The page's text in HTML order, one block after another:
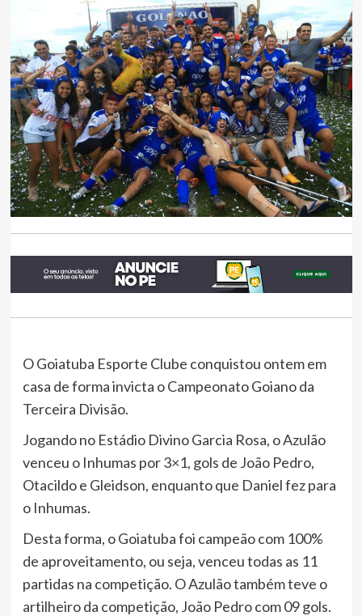
O Goiatuba Esporte Clube conquistou ontem em
casa de forma invicta o Campeonato Goiano da
Terceira Divisão.
Jogando no Estádio Divino Garcia Rosa, o Azulão
venceu o Inhumas por 3×1, gols de João Pedro,
Otacildo e Gleidson, enquanto que Daniel fez para
o Inhumas.
Desta forma, o Goiatuba foi campeão com 100%
de aproveitamento, ou seja, venceu todas as 11
partidas na competição. O Azulão também teve o
artilheiro da competição, João Pedro com 09 gols.